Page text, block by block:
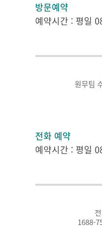
방문예약
예약시간 : 평일
원무팀
전화 예약
예약시간 : 평일
1688-